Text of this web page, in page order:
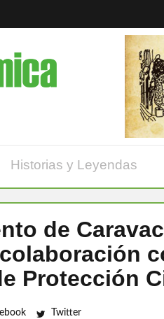
Historias y Leyendas
de
Protección
Twitter